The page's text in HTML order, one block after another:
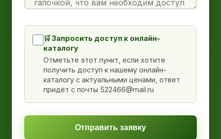
🛒 Запросить доступ к онлайн-
каталогу
Отметьте этот пункт, если хотите
получить доступ к нашему онлайн-
каталогу с актуальными ценами, ответ
придёт с почты 522466@mail.ru
Отправить заявку